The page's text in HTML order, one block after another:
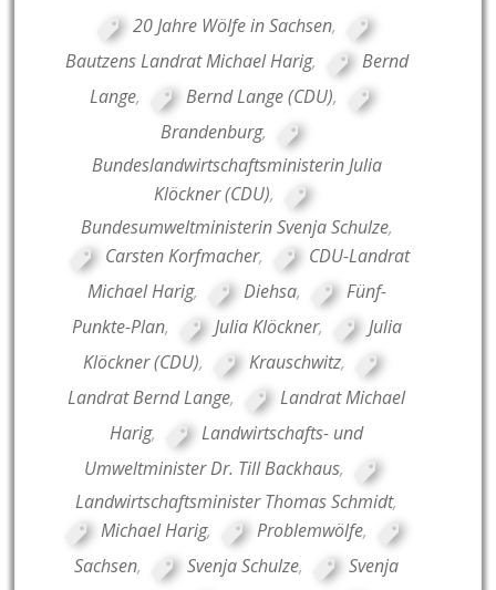
20 Jahre Wölfe in Sachsen,
Bautzens Landrat Michael Harig,
Bernd
Lange, Bernd Lange (CDU),
Brandenburg,
Bundeslandwirtschaftsministerin Julia
Klöckner (CDU),
Bundesumweltministerin Svenja Schulze,
Carsten Korfmacher,
CDU-Landrat
Michael Harig, Diehsa,
Fünf-
Punkte-Plan, Julia Klöckner,
Julia
Klöckner (CDU), Krauschwitz,
Landrat Bernd Lange,
Landrat Michael
Harig,
Landwirtschafts- und
Umweltminister Dr. Till Backhaus,
Landwirtschaftsminister Thomas Schmidt,
Michael Harig, Problemwölfe,
Sachsen, Svenja Schulze,
Svenja